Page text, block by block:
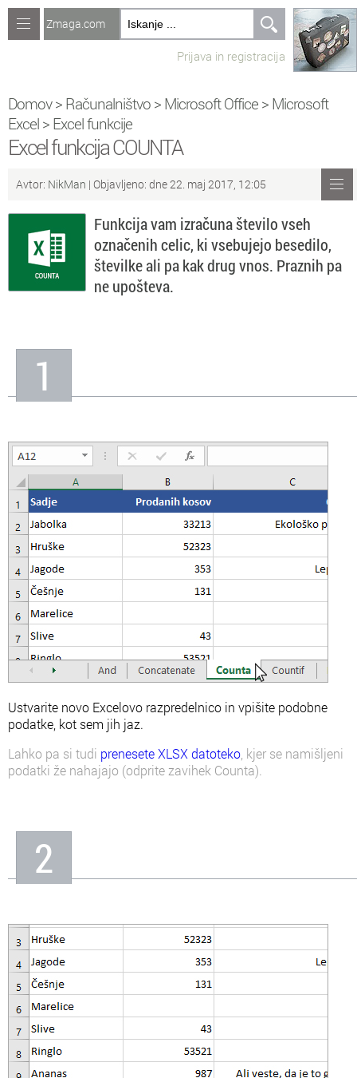
Računalništvo
Recepti
Naredi sam
Sveže teme na forumu
Po Povezave
Informacije o nas
Zmaga.com
Prijava in registracija
Domov> Računalništvo > Microsoft Office > Microsoft
Excel > Excel funkcije
Excel funkcija COUNTA
Avtor: NikMan | Objavljeno: dne 22. maj 2017, 12:05
Funkcija vam izračuna število vseh
označenih celic, ki vsebujejo besedilo,
številke ali pa kak drug vnos. Praznih pa
ne upošteva.
1
Ustvarite novo Excelovo razpredelnico in vpišite podobne
podatke, kot sem jih jaz.
Lahko pa si tudi prenesete XLSX datoteko , kjer se namišljeni
podatki že nahajajo (odprite zavihek Counta).
2